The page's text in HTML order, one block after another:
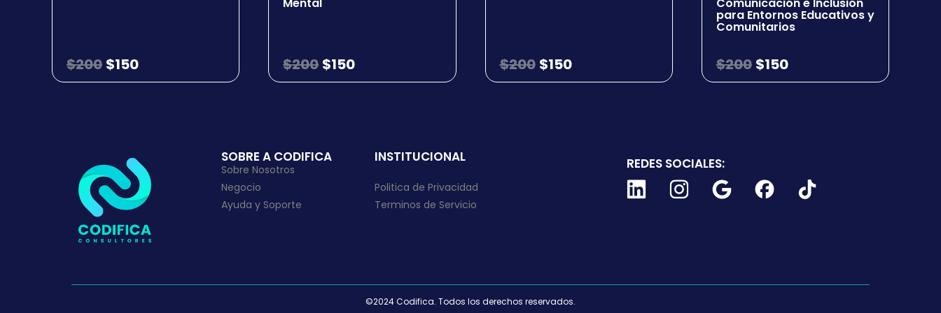
✓ ¿Cómo obtengo el certificado obligatorio para mis trabajadores?
✓ Requisitos según perfil
✓ Fuentes consultadas
$200 $150 $200 $150 $200 $150
para Entornos Educativos y
Comunitarios
$200 $150
SOBRE A CODIFICA
Sobre Nosotros
Negocio
Ayuda y Soporte
INSTITUCIONAL
Politica de Privacidad
Terminos de Servicio
REDES SOCIALES:
©2024 Codifica. Todos los derechos reservados.